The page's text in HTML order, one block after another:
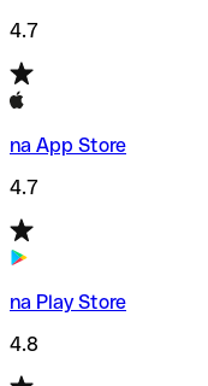
4.7
na App Store
4.7
na Play Store
4.8